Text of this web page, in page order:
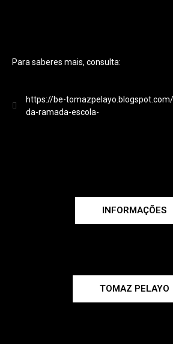
Para saberes mais, consulta:
https://be-
da-ramada-escola-
INFORMAÇÕES
TOMAZ PELAYO